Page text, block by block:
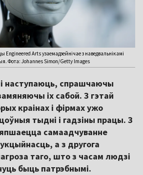
Arts узаемадзейнічае з наведвальнікамі
Фота: Johannes Simon/Getty Images
наступаюць, спрашчаючы
іх сабой. З гэтай
краінах і фірмах ужо
тыдні і гадзіны працы. З
самаадчуванне
а з другога
таго, што з часам людзі
быць патрэбнымі.